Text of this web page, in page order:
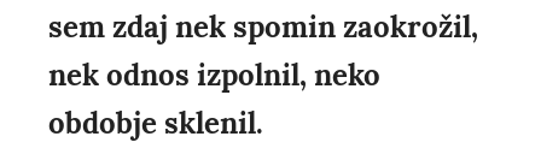
sem zdaj nek spomin zaokrožil,
nek odnos izpolnil, neko
obdobje sklenil.